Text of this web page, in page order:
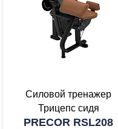
Силовой тренажер
Трицепс сидя
PRECOR RSL208